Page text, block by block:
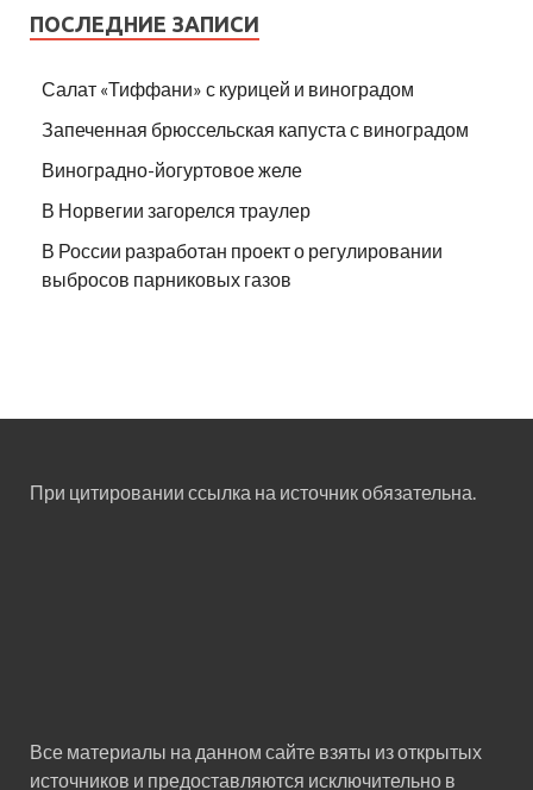
ПОСЛЕДНИЕ ЗАПИСИ
Салат «Тиффани» с курицей и виноградом
Запеченная брюссельская капуста с виноградом
Виноградно-йогуртовое желе
В Норвегии загорелся траулер
В России разработан проект о регулировании
выбросов парниковых газов
При цитировании ссылка на источник обязательна.
Все материалы на данном сайте взяты из открытых
источников и предоставляются исключительно в